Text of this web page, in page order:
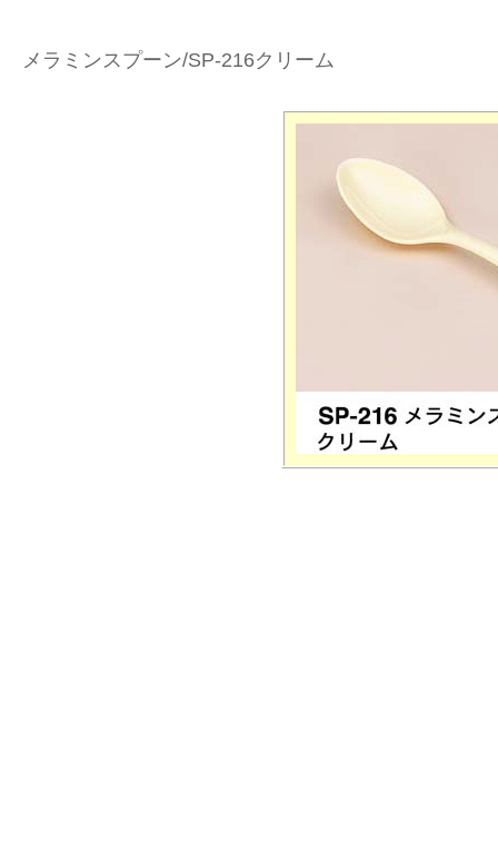
メラミンスプーン/SP-216クリーム